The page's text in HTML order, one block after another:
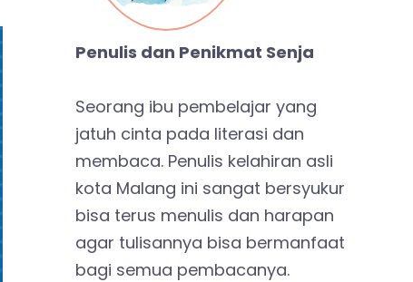
Penulis dan Penikmat Senja
Seorang ibu pembelajar yang
jatuh cinta pada literasi dan
membaca. Penulis kelahiran asli
kota Malang ini sangat bersyukur
bisa terus menulis dan harapan
agar tulisannya bisa bermanfaat
bagi semua pembacanya.